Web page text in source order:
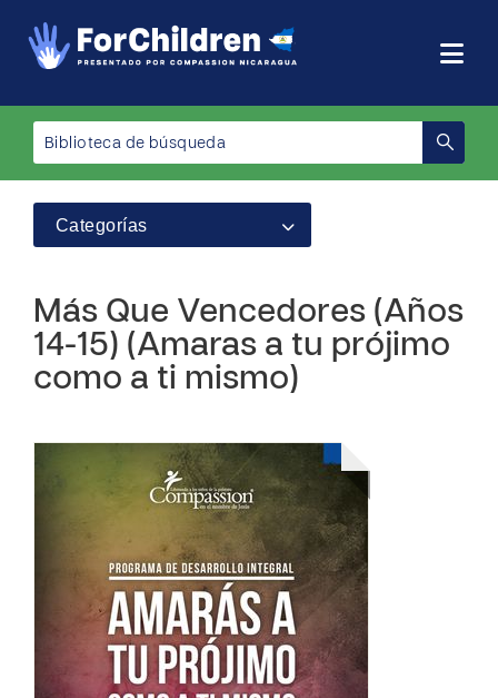
Categorías
Más Que Vencedores (Años
14-15) (Amaras a tu prójimo
como a ti mismo)